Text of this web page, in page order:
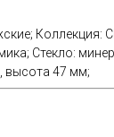
Коллекция:
Стекло:
высота 47 мм;